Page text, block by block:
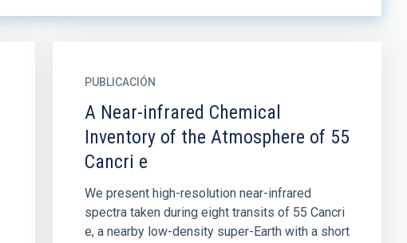
PUBLICACIÓN
A Near-infrared Chemical
Inventory of the Atmosphere of 55
Cancri e
We present high-resolution near-infrared
spectra taken during eight transits of 55 Cancri
e, a nearby low-density super-Earth with a short